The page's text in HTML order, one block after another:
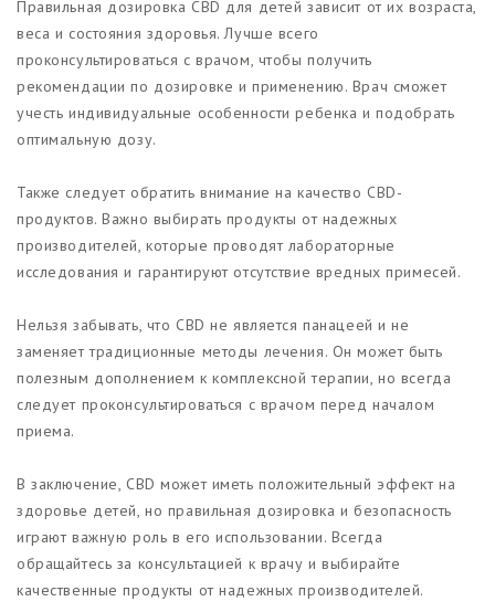
Правильная дозировка CBD для детей зависит от их возраста,
веса и состояния здоровья. Лучше всего
проконсультироваться с врачом, чтобы получить
рекомендации по дозировке и применению. Врач сможет
учесть индивидуальные особенности ребенка и подобрать
оптимальную дозу.
Также следует обратить внимание на качество CBD-
продуктов. Важно выбирать продукты от надежных
производителей, которые проводят лабораторные
исследования и гарантируют отсутствие вредных примесей.
Нельзя забывать, что CBD не является панацеей и не
заменяет традиционные методы лечения. Он может быть
полезным дополнением к комплексной терапии, но всегда
следует проконсультироваться с врачом перед началом
приема.
В заключение, CBD может иметь положительный эффект на
здоровье детей, но правильная дозировка и безопасность
играют важную роль в его использовании. Всегда
обращайтесь за консультацией к врачу и выбирайте
качественные продукты от надежных производителей.